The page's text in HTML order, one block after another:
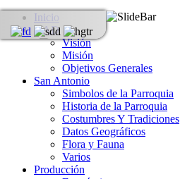
Inicio
GAD
Visión
Misión
Objetivos Generales
San Antonio
Simbolos de la Parroquia
Historia de la Parroquia
Costumbres Y Tradiciones
Datos Geográficos
Flora y Fauna
Varios
Producción